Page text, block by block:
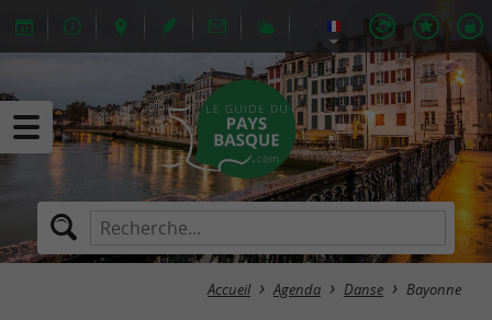
Accueil Agenda Danse Bayonne